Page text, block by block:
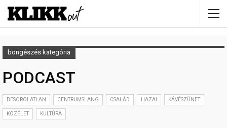
böngészés kategória
PODCAST
BESOROLATLAN CENTRUMSLANG CSALÁD HAZAI KÁVÉSZÜNET
KÖZÉLET KULTÚRA